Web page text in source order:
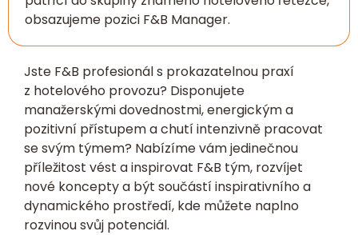
obsazujeme pozici F&B Manager.
Jste F&B profesionál s prokazatelnou praxí
z hotelového provozu? Disponujete
manažerskými dovednostmi, energickým a
pozitivní přístupem a chutí intenzivně pracovat
se svým týmem? Nabízíme vám jedinečnou
příležitost vést a inspirovat F&B tým, rozvíjet
nové koncepty a být součástí inspirativního a
dynamického prostředí, kde můžete naplno
rozvinou svůj potenciál.